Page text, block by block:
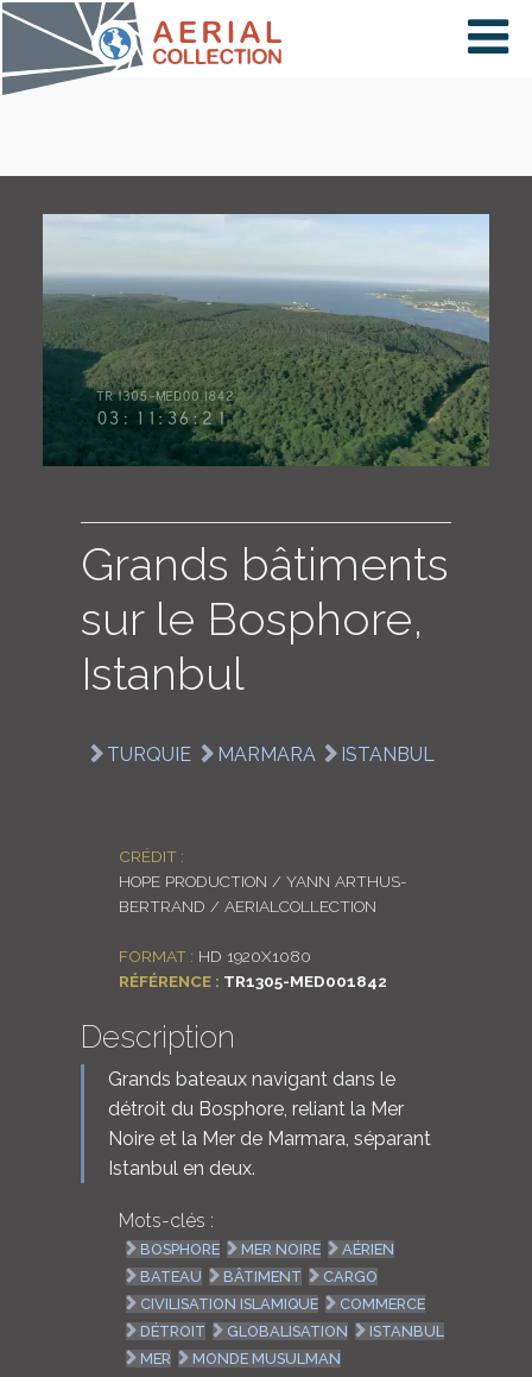
×
CARTE
COLLECTIONS
LOGIN
ENGLISH
Grands bâtiments
sur le Bosphore,
Istanbul
TURQUIE MARMARA ISTANBUL
CRÉDIT :
HOPE PRODUCTION / YANN ARTHUS-
BERTRAND / AERIALCOLLECTION
FORMAT : HD 1920X1080
RÉFÉRENCE : TR1305-MED001842
Description
Grands bateaux navigant dans le
détroit du Bosphore, reliant la Mer
Noire et la Mer de Marmara, séparant
Istanbul en deux.
Mots-clés :
BOSPHORE MER NOIRE
AÉRIEN
BATEAU
BÂTIMENT
CARGO
CIVILISATION ISLAMIQUE
COMMERCE
DÉTROIT
GLOBALISATION
ISTANBUL
MER
MONDE MUSULMAN